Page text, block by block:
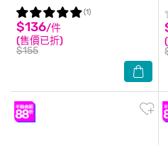
$136/件
(售價已折)
$155
(1)